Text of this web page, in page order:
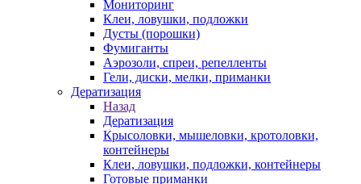
Мониторинг
Клеи, ловушки, подложки
Дусты (порошки)
Фумиганты
Аэрозоли, спреи, репелленты
Гели, диски, мелки, приманки
Дератизация
Назад
Дератизация
Крысоловки, мышеловки, кротоловки,
контейнеры
Клеи, ловушки, подложки, контейнеры
Готовые приманки